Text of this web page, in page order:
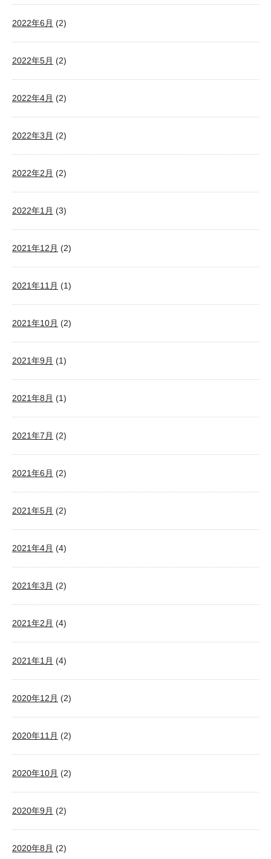
2022年6月 (2)
2022年5月 (2)
2022年4月 (2)
2022年3月 (2)
2022年2月 (2)
2022年1月 (3)
2021年12月 (2)
2021年11月 (1)
2021年10月 (2)
2021年9月 (1)
2021年8月 (1)
2021年7月 (2)
2021年6月 (2)
2021年5月 (2)
2021年4月 (4)
2021年3月 (2)
2021年2月 (4)
2021年1月 (4)
2020年12月 (2)
2020年11月 (2)
2020年10月 (2)
2020年9月 (2)
2020年8月 (2)